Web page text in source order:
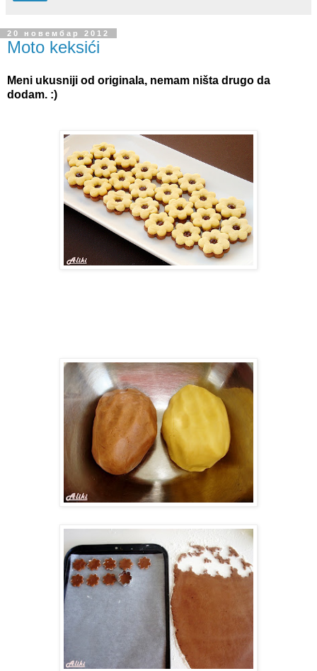
20 новембар 2012
Moto keksići
Meni ukusniji od originala, nemam ništa drugo da
dodam. :)